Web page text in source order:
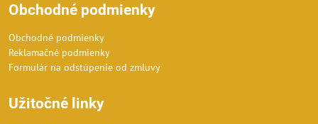
Obchodné podmienky
Obchodné podmienky
Reklamačné podmienky
Formulár na odstúpenie od zmluvy
Užitočné linky